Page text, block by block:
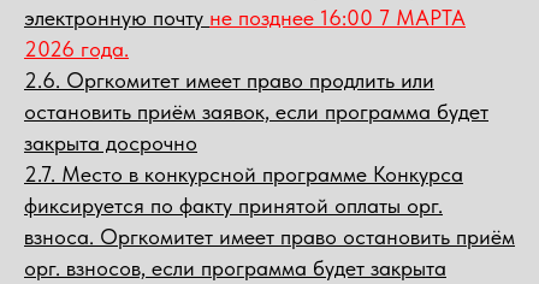
электронную почту не позднее 16:00 7 МАРТА
2026 года.
2.6. Оргкомитет имеет право продлить или
остановить приём заявок, если программа будет
закрыта досрочно
2.7. Место в конкурсной программе Конкурса
фиксируется по факту принятой оплаты орг.
взноса. Оргкомитет имеет право остановить приём
орг. взносов, если программа будет закрыта